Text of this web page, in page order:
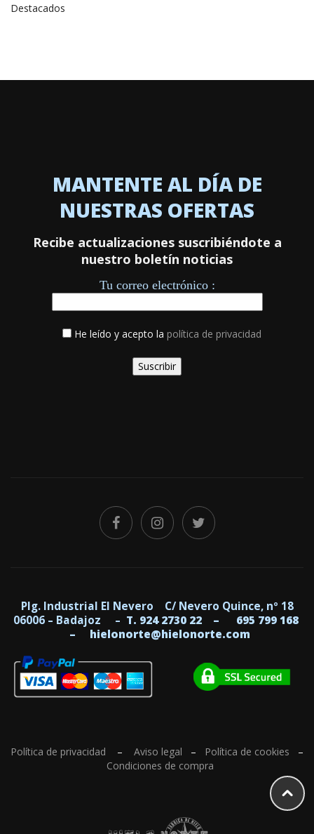
Destacados
MANTENTE AL DÍA DE
NUESTRAS OFERTAS
Recibe actualizaciones suscribiéndote a
nuestro boletín noticias
Tu correo electrónico :
He leído y acepto la política de privacidad
Plg. Industrial El Nevero C/ Nevero Quince, nº 18
06006 – Badajoz – T. 924 2730 22 –
695 799 168
– hielonorte@hielonorte.com
Política de privacidad – Aviso legal – Política de cookies –
Condiciones de compra